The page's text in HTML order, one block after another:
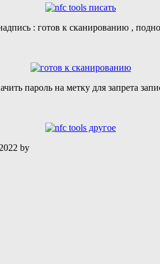
: готов к сканированию ,
пароль на метку для запрета
by